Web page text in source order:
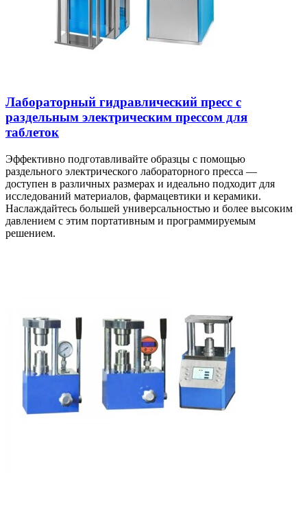
Лабораторный гидравлический пресс с
раздельным электрическим прессом для
таблеток
Эффективно подготавливайте образцы с помощью
раздельного электрического лабораторного пресса —
доступен в различных размерах и идеально подходит для
исследований материалов, фармацевтики и керамики.
Наслаждайтесь большей универсальностью и более высоким
давлением с этим портативным и программируемым
решением.